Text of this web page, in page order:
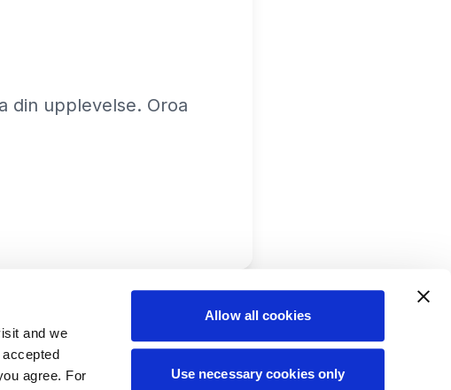
and we
agree. For
Allow all cookies
Use necessary cookies only
din upplevelse. Oroa